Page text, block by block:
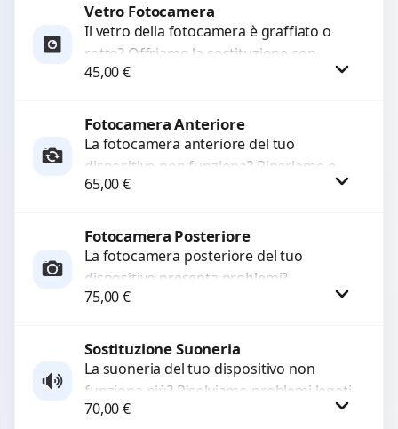
Procedi
Vetro Fotocamera
Il vetro della fotocamera è graffiato o
rotto? Offriamo la sostituzione con
ricambi di alta qualità garantiti per 3
45,00€
Procedi
Fotocamera Anteriore
La fotocamera anteriore del tuo
dispositivo non funziona? Ripariamo o
sostituiamo fotocamere guaste con
a...
65,00€
Procedi
Fotocamera Posteriore
La fotocamera posteriore del tuo
dispositivo presenta problemi?
Interveniamo per risolvere guasti come
funzionante,...
75,00€
Procedi
Sostituzione Suoneria
La suoneria del tuo dispositivo non
funziona più? Risolviamo problemi legati
a moduli audio difettosi con interventi
70,00€